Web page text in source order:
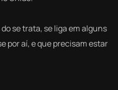
se trata, se liga em alguns
por aí, e que precisam estar